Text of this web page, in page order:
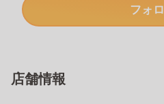
フォ
店舗情報